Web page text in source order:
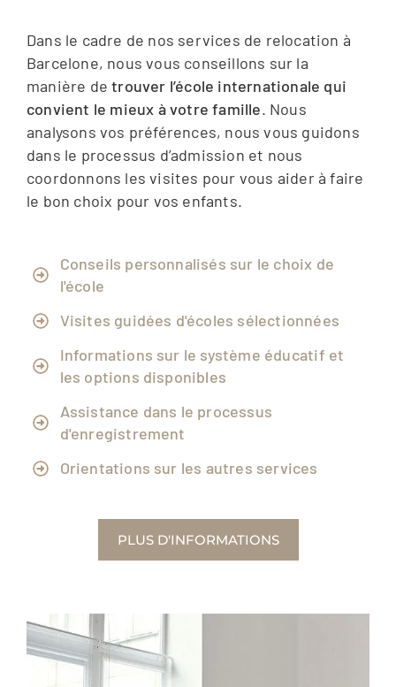
Dans le cadre de nos services de relocation à
Barcelone, nous vous conseillons sur la
manière detrouver l’école internationale qui
convient le mieux à votre famille. Nous
analysons vos préférences, nous vous guidons
dans le processus d’admission et nous
coordonnons les visites pour vous aider à faire
le bon choix pour vos enfants.
Conseils personnalisés sur le choix de
l'école
Visites guidées d'écoles sélectionnées
Informations sur le système éducatif et
les options disponibles
Assistance dans le processus
d'enregistrement
Orientations sur les autres services
PLUS D'INFORMATIONS